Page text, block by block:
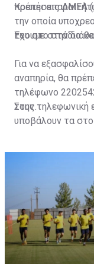
πρέπει
την οποία
του στο στάδιο
Κρατήσεις ΑΜΕΑ
Έχουμε στην
Για να
αναπηρία, θα
τηλέφωνο
τους.
Στην τηλεφωνική
υποβάλουν τα